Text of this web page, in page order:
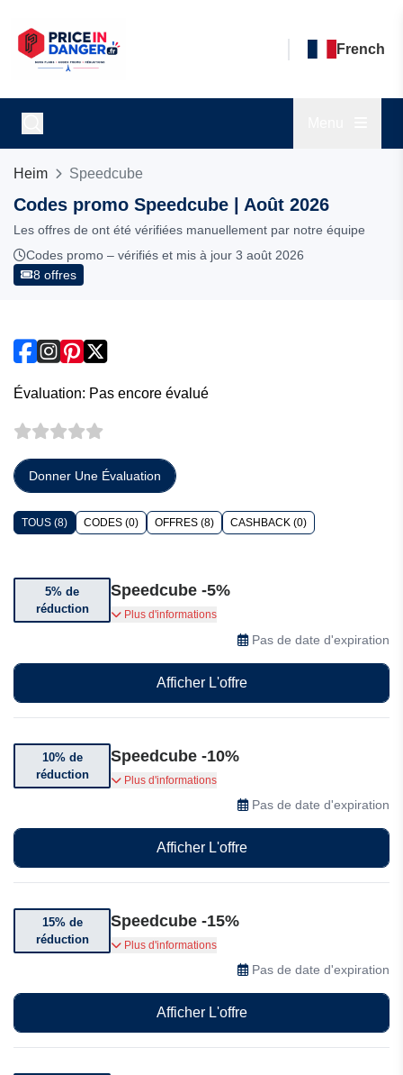
French
Heim Speedcube
Codes promo Speedcube | Août 2026
Les offres de ont été vérifiées manuellement par notre équipe
Codes promo – vérifiés et mis à jour 3 août 2026
8 offres
Évaluation: Pas encore évalué
Donner Une Évaluation
TOUS (8) CODES (0) OFFRES (8) CASHBACK (0)
5% de
réduction
Speedcube -5%
Bénéficiez de 5% de réduction sur votre
Plus d'informations
Pas de date d'expiration
Afficher L'offre
10% de
réduction
Speedcube -10%
Profitez de 10% de réduction sur votre
Plus d'informations
Pas de date d'expiration
Afficher L'offre
15% de
réduction
Speedcube -15%
Bénéficiez de 15% de réduction sur votre
Plus d'informations
Pas de date d'expiration
Afficher L'offre